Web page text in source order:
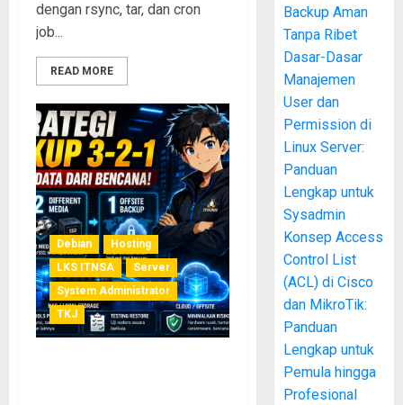
dengan rsync, tar, dan cron
job...
READ MORE
Debian
Hosting
LKS ITNSA
Server
System Administrator
TKJ
Backup Aman
Tanpa Ribet
Dasar-Dasar
Manajemen
User dan
Permission di
Linux Server:
Panduan
Lengkap untuk
Sysadmin
Konsep Access
Control List
(ACL) di Cisco
dan MikroTik:
Panduan
Lengkap untuk
Pemula hingga
Profesional